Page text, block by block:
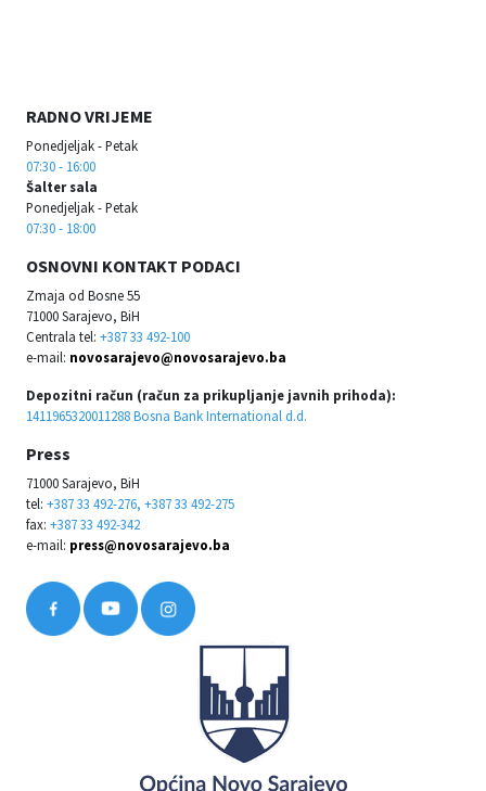
RADNO VRIJEME
Ponedjeljak - Petak
07:30 - 16:00
Šalter sala
Ponedjeljak - Petak
07:30 - 18:00
OSNOVNI KONTAKT PODACI
Zmaja od Bosne 55
71000 Sarajevo, BiH
Centrala tel: +387 33 492-100
e-mail: novosarajevo@novosarajevo.ba
Depozitni račun (račun za prikupljanje javnih prihoda):
1411965320011288 Bosna Bank International d.d.
Press
71000 Sarajevo, BiH
tel: +387 33 492-276, +387 33 492-275
fax: +387 33 492-342
e-mail: press@novosarajevo.ba